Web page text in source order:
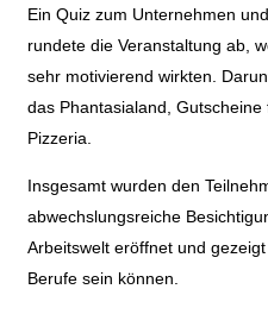
Ein Quiz zum Unternehmen
rundete die Veranstaltung ab,
sehr motivierend wirkten.
das Phantasialand,
Pizzeria.
Insgesamt wurden den
abwechslungsreiche
Arbeitswelt eröffnet und
Berufe sein können.